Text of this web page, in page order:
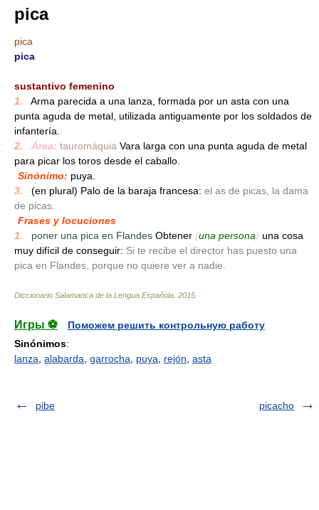
pica
pica
pica
sustantivo femenino
1.
Arma parecida a una lanza, formada por un asta con una
punta aguda de metal, utilizada antiguamente por los soldados de
infantería.
2.
Área: tauromáquia Vara larga con una punta aguda de metal
para picar los toros desde el caballo.
Sinónimo: puya.
3.
(en plural) Palo de la baraja francesa: el as de picas, la dama
de picas.
Frases y locuciones
1.
poner una pica en Flandes Obtener (una persona) una cosa
muy difícil de conseguir: Si te recibe el director has puesto una
pica en Flandes, porque no quiere ver a nadie.
Diccionario Salamanca de la Lengua Española 2015
Игры ⚽
Поможем решить контрольную работу
Sinónimos:
lanza alabarda garrocha puya rejón asta
pibe picacho